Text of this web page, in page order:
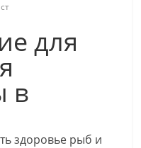
для
в
здоровье рыб и